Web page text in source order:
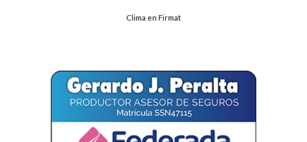
Clima en Firmat